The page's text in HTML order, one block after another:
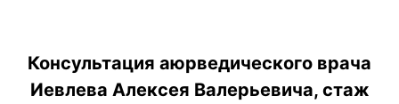
Консультация аюрведического врача
Иевлева Алексея Валерьевича, стаж